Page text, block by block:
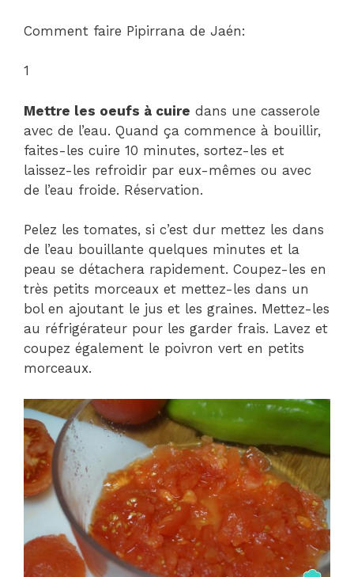
Comment faire Pipirrana de Jaén:
1
Mettre les oeufs à cuire dans une casserole
avec de l’eau. Quand ça commence à bouillir,
faites-les cuire 10 minutes, sortez-les et
laissez-les refroidir par eux-mêmes ou avec
de l’eau froide. Réservation.
Pelez les tomates, si c’est dur mettez les dans
de l’eau bouillante quelques minutes et la
peau se détachera rapidement. Coupez-les en
très petits morceaux et mettez-les dans un
bol en ajoutant le jus et les graines. Mettez-les
au réfrigérateur pour les garder frais. Lavez et
coupez également le poivron vert en petits
morceaux.